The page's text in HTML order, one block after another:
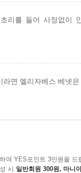
장 빼놓지 않고 꼼꼼
의 표기를 철저히 따라
체적인 특징이나 기
이 묘미다. 그러므로
하였다. (기존의 번역
찬 사이의 시간을 말하
.
리를 들어 사정없이
라면 엘리자베스 베넷
여 YES포인트 3만원을 드
시 일반회원 300원, 마니